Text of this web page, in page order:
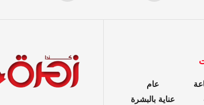
عام
عناية بالبشرة